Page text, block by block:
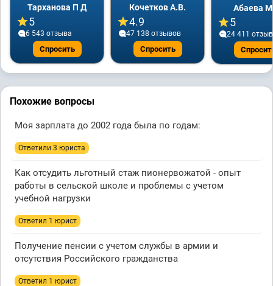
Тарханова П Д
5
6 543 отзывa
Спросить
Кочетков А.В.
4.9
47 138 отзывов
Спросить
Абаева
5
24 411
Похожие вопросы
Моя зарплата до 2002 года была по годам:
Ответили 3 юристa
Как отсудить льготный стаж пионервожатой - опыт
работы в сельской школе и проблемы с учетом
учебной нагрузки
Ответил 1 юрист
Получение пенсии с учетом службы в армии и
отсутствия Российского гражданства
Ответил 1 юрист